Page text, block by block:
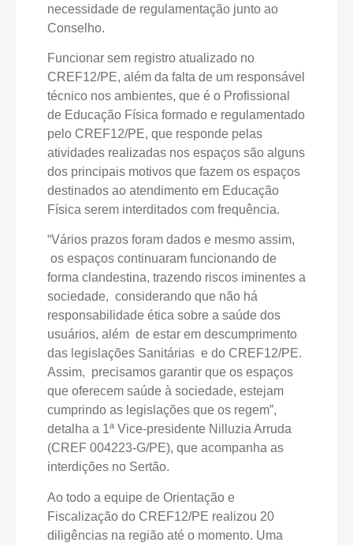
necessidade de regulamentação junto ao
Conselho.
Funcionar sem registro atualizado no
CREF12/PE, além da falta de um responsável
técnico nos ambientes, que é o Profissional
de Educação Física formado e regulamentado
pelo CREF12/PE, que responde pelas
atividades realizadas nos espaços são alguns
dos principais motivos que fazem os espaços
destinados ao atendimento em Educação
Física serem interditados com frequência.
“Vários prazos foram dados e mesmo assim,
os espaços continuaram funcionando de
forma clandestina, trazendo riscos iminentes a
sociedade, considerando que não há
responsabilidade ética sobre a saúde dos
usuários, além de estar em descumprimento
das legislações Sanitárias e do CREF12/PE.
Assim, precisamos garantir que os espaços
que oferecem saúde à sociedade, estejam
cumprindo as legislações que os regem”,
detalha a 1ª Vice-presidente Nilluzia Arruda
(CREF 004223-G/PE), que acompanha as
interdições no Sertão.
Ao todo a equipe de Orientação e
Fiscalização do CREF12/PE realizou 20
diligências na região até o momento. Uma